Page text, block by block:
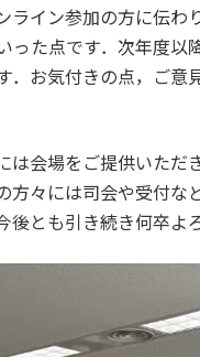
ライン参加の方に伝わ
った点です．次年度以
．お気付きの点，ご意
は会場をご提供いただ
方々には司会や受付な
とも引き続き何卒よ